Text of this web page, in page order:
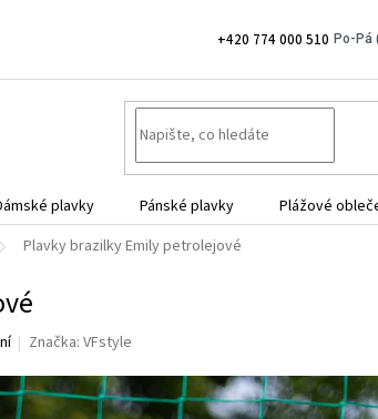
+420 774 000 510
plavky Pánské plavky Plážové
Plavky brazilky Emily petrolejové
Značka:VFstyle